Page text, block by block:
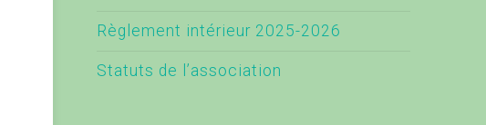
Règlement intérieur 2025-2026
Statuts de l’association